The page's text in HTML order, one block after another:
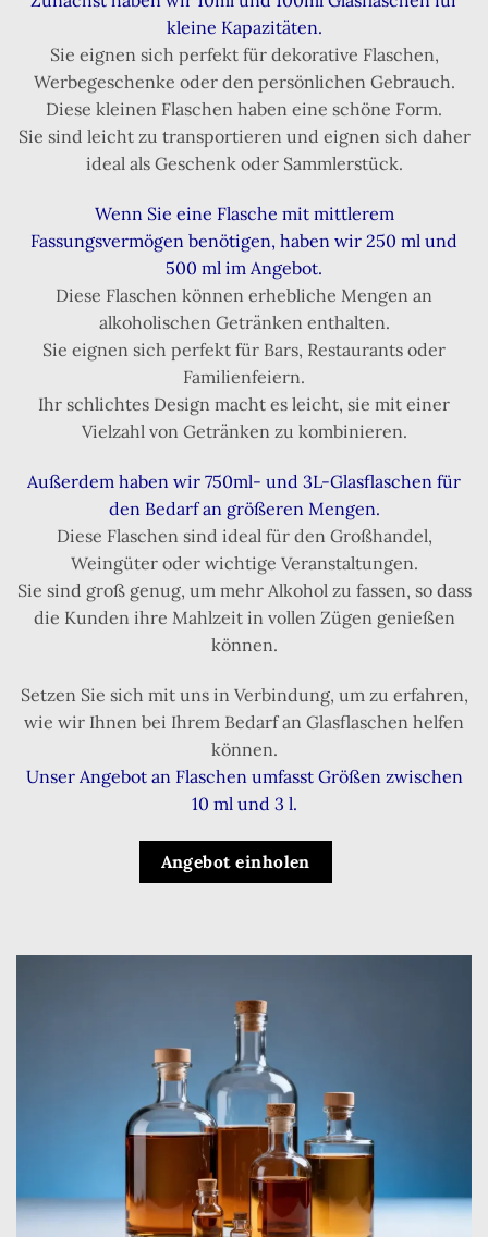
kleine Kapazitäten.
Sie eignen sich perfekt für dekorative Flaschen,
Werbegeschenke oder den persönlichen Gebrauch.
Diese kleinen Flaschen haben eine schöne Form.
Sie sind leicht zu transportieren und eignen sich daher
ideal als Geschenk oder Sammlerstück.
Wenn Sie eine Flasche mit mittlerem
Fassungsvermögen benötigen, haben wir 250 ml und
500 ml im Angebot.
Diese Flaschen können erhebliche Mengen an
alkoholischen Getränken enthalten.
Sie eignen sich perfekt für Bars, Restaurants oder
Familienfeiern.
Ihr schlichtes Design macht es leicht, sie mit einer
Vielzahl von Getränken zu kombinieren.
Außerdem haben wir 750ml- und 3L-Glasflaschen für
den Bedarf an größeren Mengen.
Diese Flaschen sind ideal für den Großhandel,
Weingüter oder wichtige Veranstaltungen.
Sie sind groß genug, um mehr Alkohol zu fassen, so dass
die Kunden ihre Mahlzeit in vollen Zügen genießen
können.
Setzen Sie sich mit uns in Verbindung, um zu erfahren,
wie wir Ihnen bei Ihrem Bedarf an Glasflaschen helfen
können.
Unser Angebot an Flaschen umfasst Größen zwischen
10 ml und 3 l.
Angebot einholen